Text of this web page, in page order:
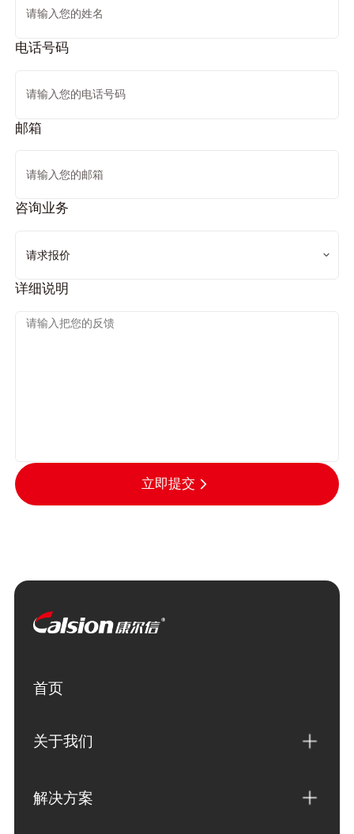
电话号码
邮箱
咨询业务
详细说明
立即提交
首页
关于我们
解决方案